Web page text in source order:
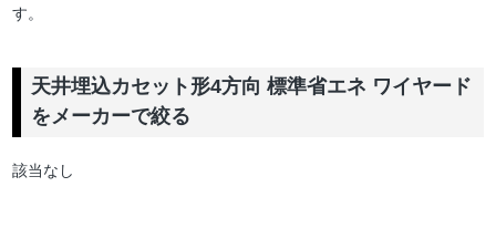
す。
天井埋込カセット形4方向 標準省エネ ワイヤード
をメーカーで絞る
該当なし